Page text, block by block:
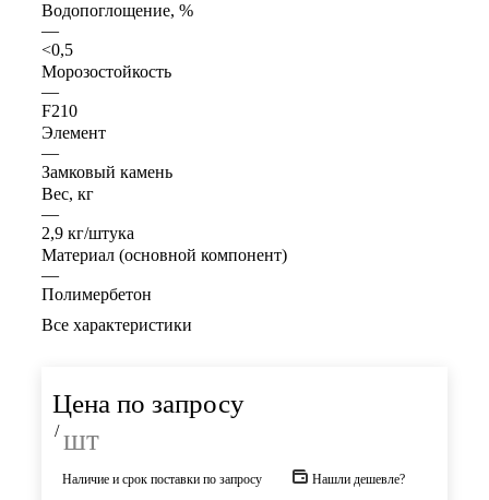
Водопоглощение, %
—
<0,5
Морозостойкость
—
F210
Элемент
—
Замковый камень
Вес, кг
—
2,9 кг/штука
Материал (основной компонент)
—
Полимербетон
Все характеристики
Цена по запросу
/ шт
Наличие и срок поставки по запросу Нашли дешевле?